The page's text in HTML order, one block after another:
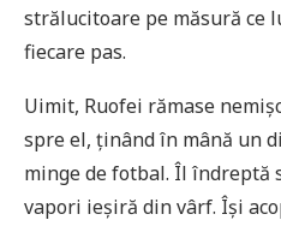
strălucitoare pe măsură ce
fiecare pas.
Uimit, Ruofei rămase
spre el, ținând în mână un
minge de fotbal. Îl îndreptă
vapori ieșiră din vârf. Își